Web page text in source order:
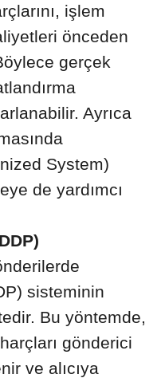
işlem
önceden
gerçek
Ayrıca
System)
de yardımcı
sisteminin
Bu yöntemde,
gönderici
ve alıcıya